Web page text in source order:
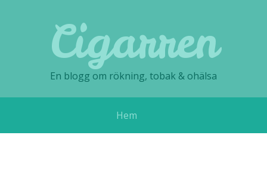
Cigarren
En blogg om rökning, tobak & ohälsa
Hem